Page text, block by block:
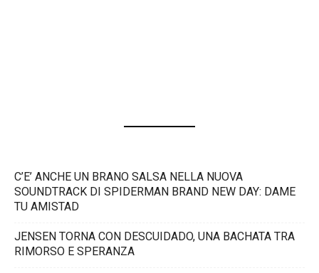
C’E’ ANCHE UN BRANO SALSA NELLA NUOVA
SOUNDTRACK DI SPIDERMAN BRAND NEW DAY: DAME
TU AMISTAD
JENSEN TORNA CON DESCUIDADO, UNA BACHATA TRA
RIMORSO E SPERANZA